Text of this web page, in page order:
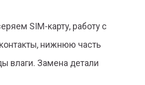
SIM-карту, работу с
нижнюю часть
влаги. Замена детали